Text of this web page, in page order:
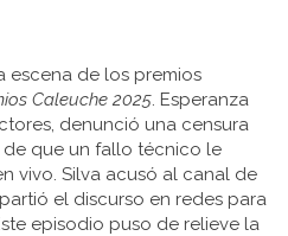
escena de los premios
Caleuche 2025. Esperanza
denunció una censura
que un fallo técnico le
vivo. Silva acusó al canal de
el discurso en redes para
episodio puso de relieve la